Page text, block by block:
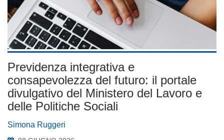
Previdenza integrativa e
consapevolezza del futuro: il portale
divulgativo del Ministero del Lavoro e
delle Politiche Sociali
Simona Ruggeri